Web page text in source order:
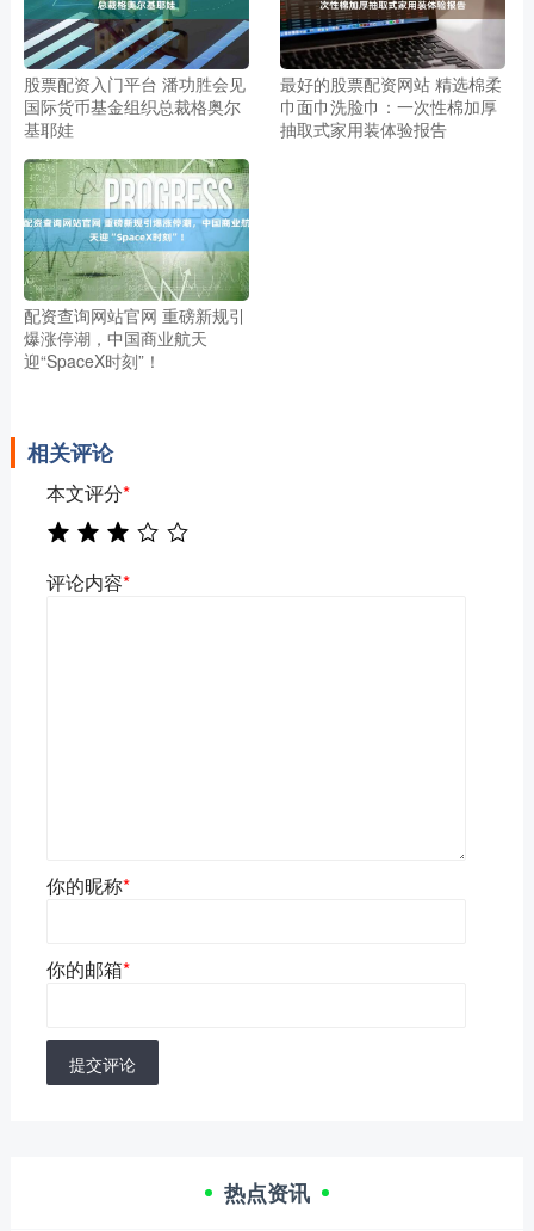
股票配资入门平台 潘功胜会见
国际货币基金组织总裁格奥尔
基耶娃
最好的股票配资网站 精选棉柔
巾面巾洗脸巾：一次性棉加厚
抽取式家用装体验报告
配资查询网站官网 重磅新规引
爆涨停潮，中国商业航天
迎“SpaceX时刻”！
相关评论
本文评分*
评论内容*
你的昵称*
你的邮箱*
提交评论
热点资讯